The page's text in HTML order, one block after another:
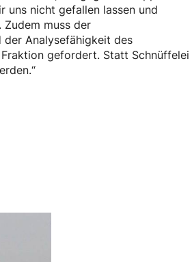
uns nicht gefallen lassen und
muss der
der Analysefähigkeit des
gefordert. Statt Schnüffelei